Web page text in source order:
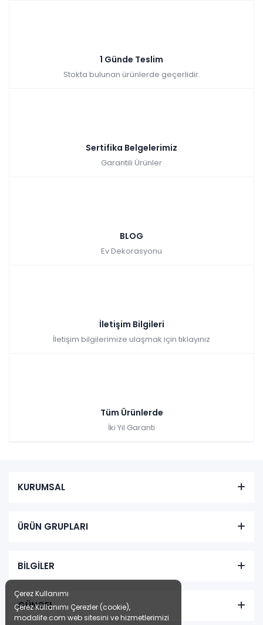
1 Günde Teslim
Stokta bulunan ürünlerde geçerlidir.
Sertifika Belgelerimiz
Garantili Ürünler
BLOG
Ev Dekorasyonu
İletişim Bilgileri
İletişim bilgilerimize ulaşmak için tıklayınız
Tüm Ürünlerde
İki Yıl Garanti
KURUMSAL
ÜRÜN GRUPLARI
BİLGİLER
GÜNCEL
Çerez Kullanımı
Çerez Kullanımı Çerezler (cookie),
modalife.com web sitesini ve hizmetlerimizi